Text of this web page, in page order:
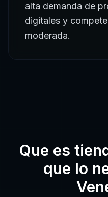
alta demanda de
digitales y
moderada.
Que es
que lo